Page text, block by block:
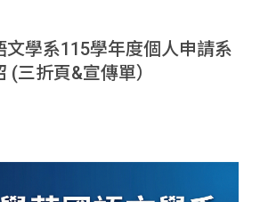
文學系115學年度個人申請系
(三折頁&宣傳單）